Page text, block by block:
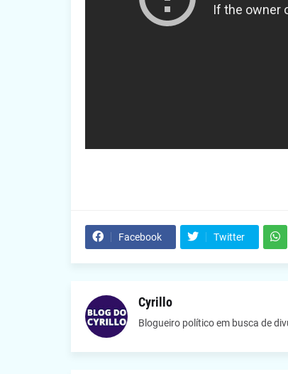
Facebook Twitter
Cyrillo
Blogueiro político em busca de